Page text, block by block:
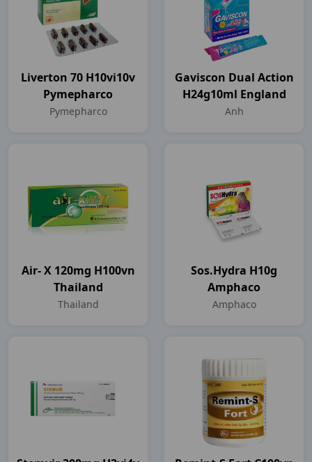
Liverton 70 H10vi10v
Pymepharco
Pymepharco
Gaviscon Dual Action
H24g10ml England
Anh
Air- X 120mg H100vn
Thailand
Thailand
Sos.hydra H10g
Amphaco
Amphaco